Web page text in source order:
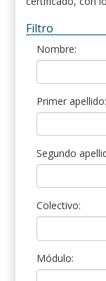
Filtro
Nombre:
Primer apellido:
Segundo
Colectivo:
Módulo: